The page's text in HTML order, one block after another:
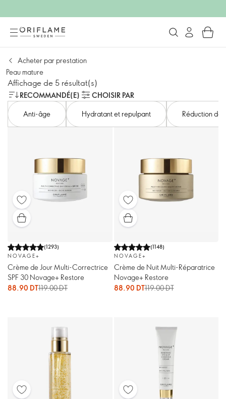
Acheter par prestation
Peau mature
Affichage de 5 résultat(s)
RECOMMANDÉ(E)
CHOISIR PAR
Anti-âge
Hydratant et repulpant Réduction
(1293)
NOVAGE+
Crème de Jour Multi-Correctrice
SPF 30 Novage+ Restore
88.90 DT119.00 DT
(1148)
NOVAGE+
Crème de Nuit Multi-Réparatrice
Novage+ Restore
88.90 DT119.00 DT